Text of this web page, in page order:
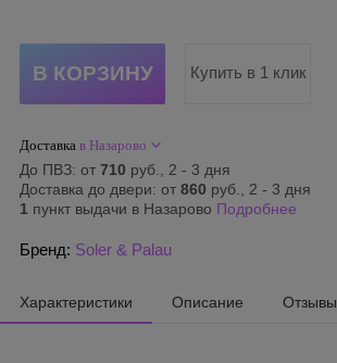
Купить в 1 клик
Доставка в Назарово
До ПВЗ: от 710 руб., 2 - 3 дня
Доставка до двери: от 860 руб., 2 - 3 дня
1 пункт выдачи в Назарово Подробнее
Бренд: Soler & Palau
Характеристики Описание Отзывы